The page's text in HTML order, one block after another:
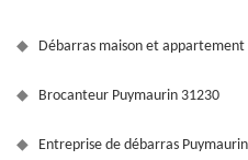
Débarras maison et appartement
Brocanteur Puymaurin 31230
Entreprise de débarras Puymaurin